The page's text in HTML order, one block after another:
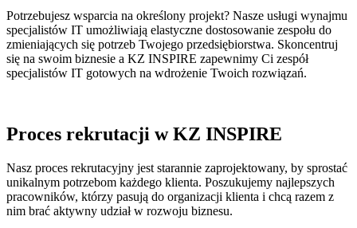
Potrzebujesz wsparcia na określony projekt? Nasze usługi wynajmu
specjalistów IT umożliwiają elastyczne dostosowanie zespołu do
zmieniających się potrzeb Twojego przedsiębiorstwa. Skoncentruj
się na swoim biznesie a KZ INSPIRE zapewnimy Ci zespół
specjalistów IT gotowych na wdrożenie Twoich rozwiązań.
Proces rekrutacji w KZ INSPIRE
Nasz proces rekrutacyjny jest starannie zaprojektowany, by sprostać
unikalnym potrzebom każdego klienta. Poszukujemy najlepszych
pracowników, którzy pasują do organizacji klienta i chcą razem z
nim brać aktywny udział w rozwoju biznesu.